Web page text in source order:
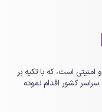
است، که با تکیه بر
کشور اقدام نموده